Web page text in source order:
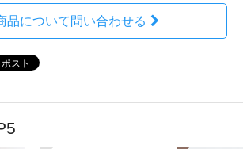
品について問い合わせる